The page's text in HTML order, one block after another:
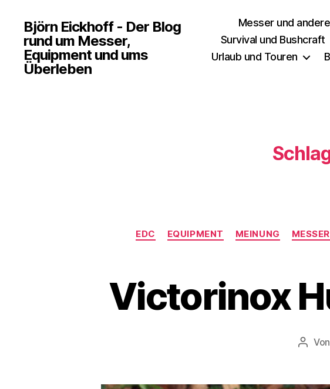
Björn Eickhoff - Der Blog
rund um Messer,
Equipment und ums
Überleben
Messer und
Survival und Bushcraft
Urlaub und Touren
EDC EQUIPMENT MEINUNG
Victorinox
Von